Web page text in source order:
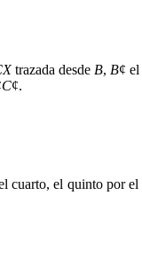
trazada desde B, B¢ el
C¢.
cuarto, el quinto por